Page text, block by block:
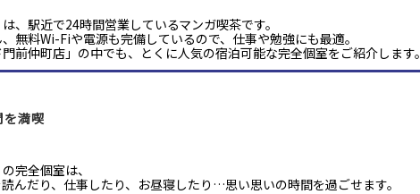
、駅近で24時間営業しているマンガ喫茶です。
無料Wi-Fiや電源も完備しているので、仕事や勉強にも最適。
前仲町店」の中でも、とくに人気の宿泊可能な完全個室をご紹介します。
満喫
完全個室は、
んだり、仕事したり、お昼寝したり…思い思いの時間を過ごせます。